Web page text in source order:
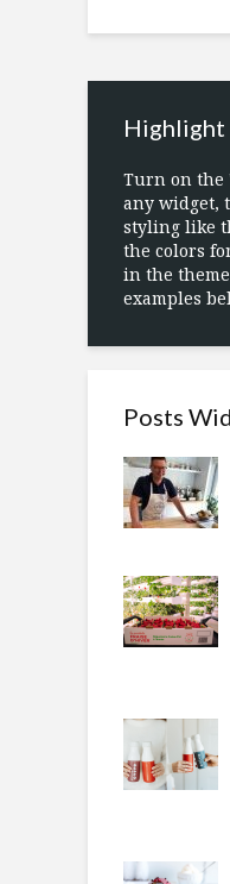
Turn on
any widget,
styling like
the colors
in the
examples
Posts